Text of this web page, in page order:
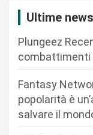
Ultime news
Plungeez
combattimenti
Fantasy
popolarità è
salvare il